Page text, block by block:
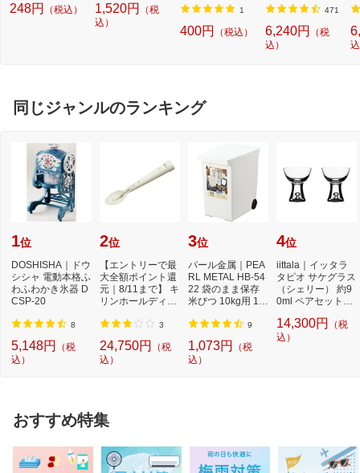
248円 （税込）
プシールセット ブ
ルー DYKTSBL
1,520円
（税
込）
個【rb_pcp】
1
400円 （税込）
471
6,240円
（税
込）
同じジャンルのランキング
1位
DOSHISHA｜ドウ
シシャ 電動本格ふ
わふわかき氷器 D
CSP-20
8
5,148円
（税
込）
2位
【エントリーで最
大全額ポイント還
元｜8/11まで】 キ
リンホールディン
3
24,750円
（税
込）
3位
パール金属｜PEA
RL METAL HB-54
22 袋のまま保存
米びつ 10kg用 1合
9
1,073円
（税
込）
4位
iittala｜イッタラ
タピオ サケグラス
（シェリー） 約9
0ml ペアセット
14,300円
（税
込）
おすすめ特集